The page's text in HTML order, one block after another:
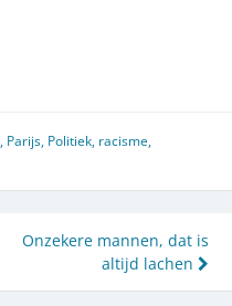
, Parijs, Politiek, racisme,
Onzekere mannen, dat is
altijd lachen